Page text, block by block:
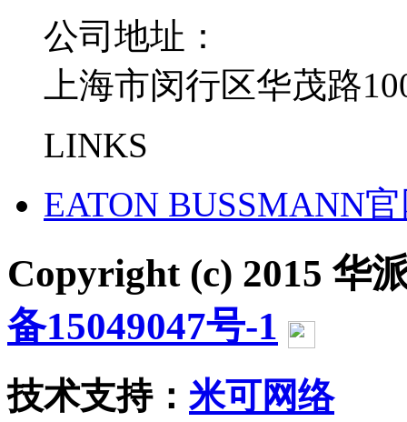
公司地址：
上海市闵行区华茂路
LINKS
EATON BUSSMANN
Copyright (c) 2015 华
备15049047号-1
技术支持： 米可网络